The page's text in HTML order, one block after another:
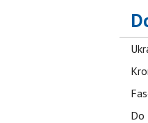
Do